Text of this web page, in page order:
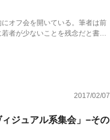
オフ会を開いている。筆者は前
若者が少ないことを残念だと書…
2017/02/07
ジュアル系集会」−その